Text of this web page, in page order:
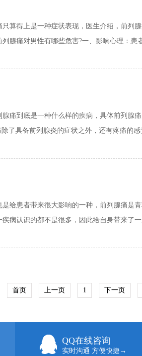
算得上是一种症状表现，医生介绍，前列
腺痛对男性有哪些危害?一、影响心理：患
痛到底是一种什么样的疾病，具体前列腺
了具备前列腺炎的症状之外，还有疼痛的
给患者带来很大影响的一种，前列腺痛是
病认识的都不是很多，因此给自身带来了
首页 上一页 1 下一页
QQ在线咨询
实时沟通 方便快捷→